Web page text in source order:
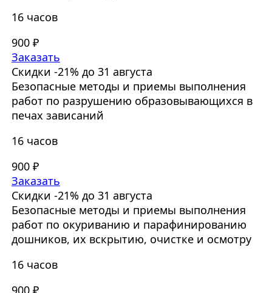
16 часов
900 ₽
Заказать
Скидки -21% до 31 августа
Безопасные методы и приемы выполнения
работ по разрушению образовывающихся в
печах зависаний
16 часов
900 ₽
Заказать
Скидки -21% до 31 августа
Безопасные методы и приемы выполнения
работ по окуриванию и парафинированию
дошников, их вскрытию, очистке и осмотру
16 часов